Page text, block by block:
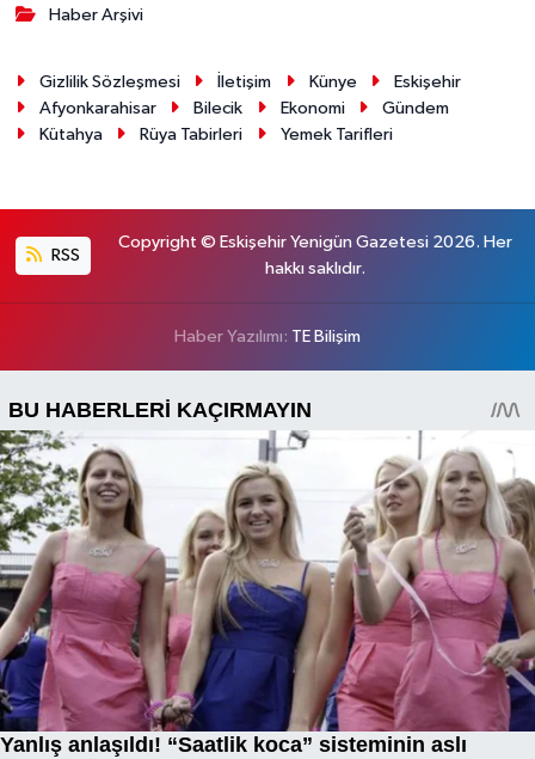
Haber Arşivi
Gizlilik Sözleşmesi İletişim Künye
Eskişehir
Afyonkarahisar
Bilecik Ekonomi
Gündem
Kütahya
Rüya Tabirleri Yemek Tarifleri
RSS
Copyright © Eskişehir Yenigün Gazetesi 2026. Her
hakkı saklıdır.
Haber Yazılımı: TE Bilişim